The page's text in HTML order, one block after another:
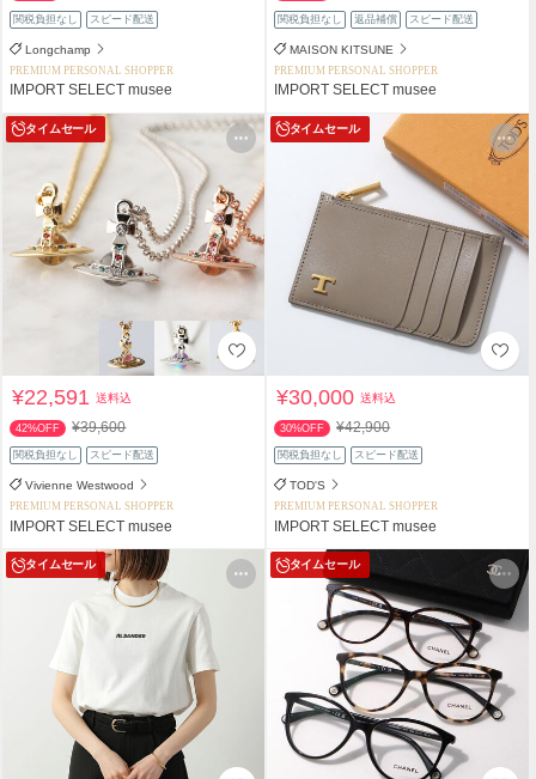
関税負担なし スピード配送
Longchamp
PREMIUM PERSONAL SHOPPER
IMPORT SELECT musee
関税負担なし 返品補償 スピード配送
MAISON KITSUNE
PREMIUM PERSONAL SHOPPER
IMPORT SELECT musee
タイムセール
¥22,591送料込
42%OFF ¥39,600
関税負担なし スピード配送
Vivienne Westwood
PREMIUM PERSONAL SHOPPER
IMPORT SELECT musee
タイムセール
¥30,000送料込
30%OFF ¥42,900
関税負担なし スピード配送
TOD'S
PREMIUM PERSONAL SHOPPER
IMPORT SELECT musee
タイムセール タイムセール